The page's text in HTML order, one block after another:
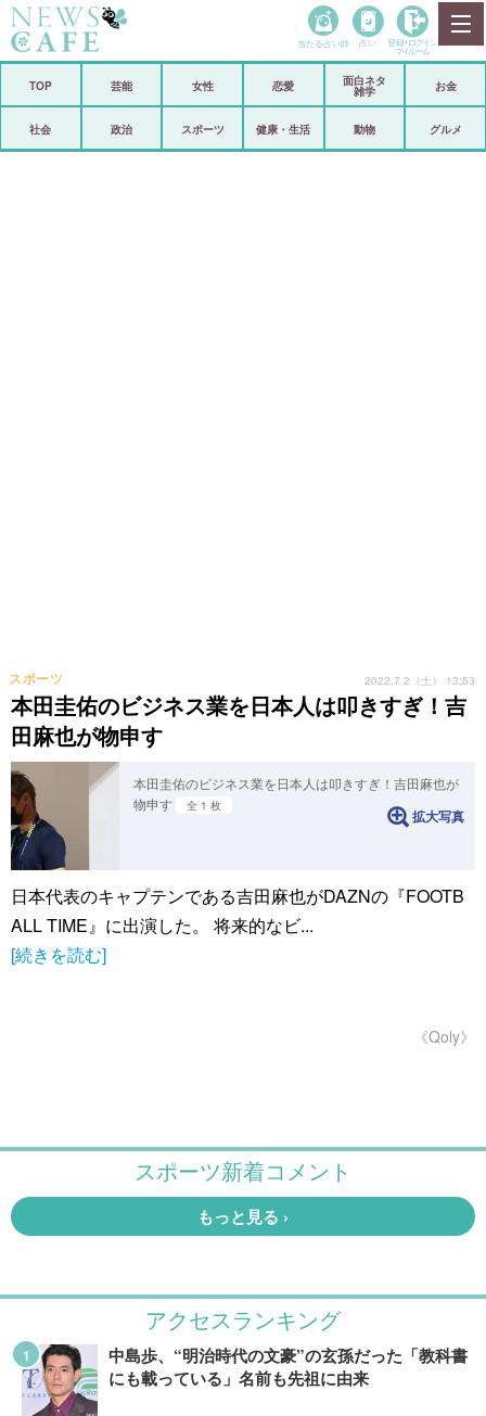
政治
当たる占い師 占い 登録• ログイン
マイルーム
TOP 芸能 女性 恋愛
面白ネタ
雑学
お金
社会 政治 スポーツ 健康・生活 動物 グルメ
本田圭佑のビジネス業を日本人は叩きすぎ！吉
田麻也が物申す
スポーツ 2022.7.2（土） 13:53
本田圭佑のビジネス業を日本人は叩きすぎ！吉田麻也が
物申す
全 1 枚
拡大写真
日本代表のキャプテンである吉田麻也がDAZNの『FOOTB
ALL TIME』に出演した。 将来的なビ...
[続きを読む]
《Qoly》
アクセスランキング
中島歩、“明治時代の文豪”の玄孫だった「教科書
にも載っている」名前も先祖に由来